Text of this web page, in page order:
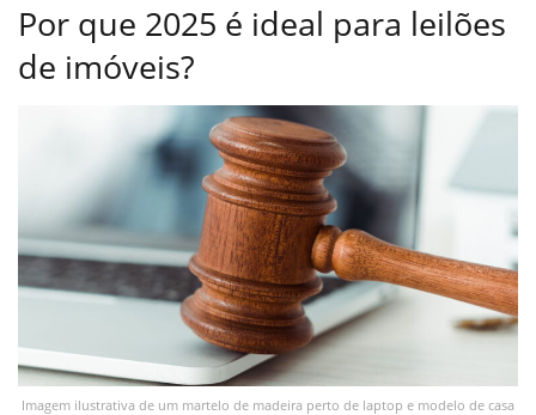
Por que 2025 é ideal para leilões
de imóveis?
Imagem ilustrativa de um martelo de madeira perto de laptop e modelo de casa